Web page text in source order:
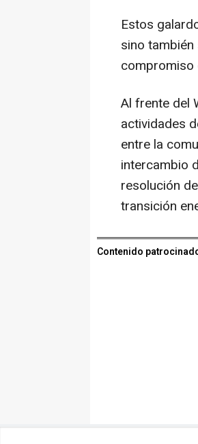
Estos
sino
compromiso
Al frente del
actividades
entre la
intercambio
resolución
transición
Contenido